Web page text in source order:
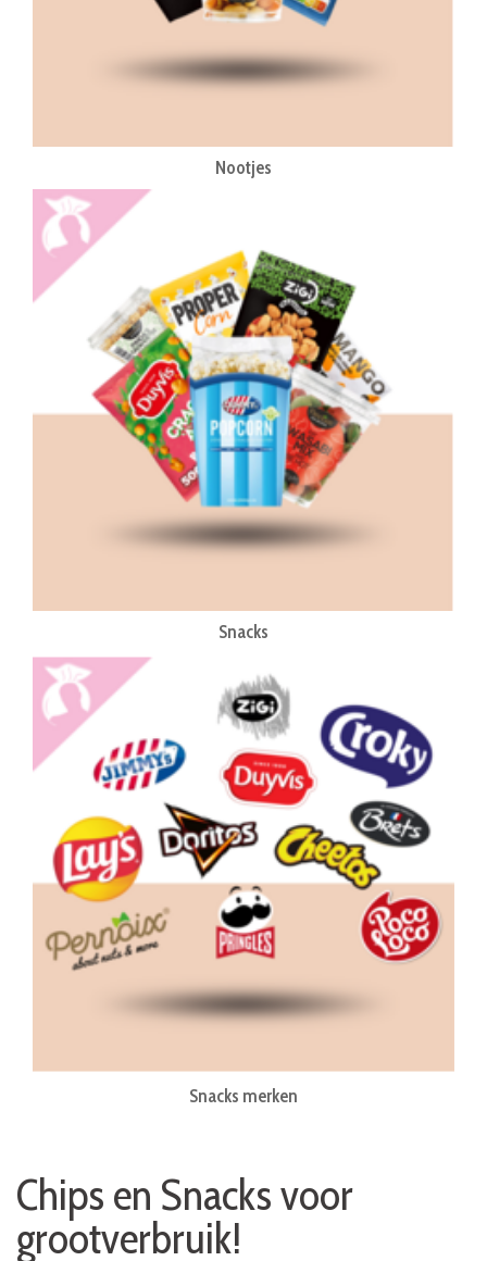
Nootjes
Snacks
Snacks merken
Chips en Snacks voor
grootverbruik!